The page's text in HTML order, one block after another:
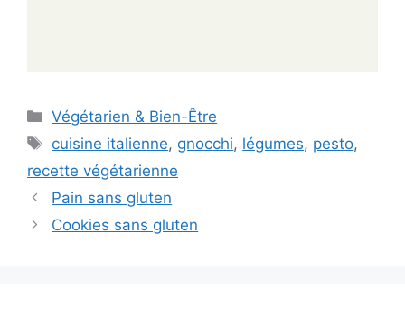
Categories
Végétarien & Bien-Être
Tags
cuisine italienne, gnocchi, légumes, pesto,
recette végétarienne
Pain sans gluten
Cookies sans gluten